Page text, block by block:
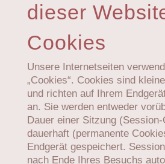
dieser
Cookies
Unsere Internetseiten
„Cookies“. Cookies sind
und richten auf Ihrem
an. Sie werden entweder
Dauer einer Sitzung
dauerhaft (permanente
Endgerät gespeichert.
nach Ende Ihres Besuchs